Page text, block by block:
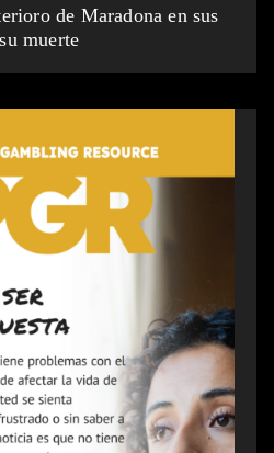
de Maradona en sus
muerte